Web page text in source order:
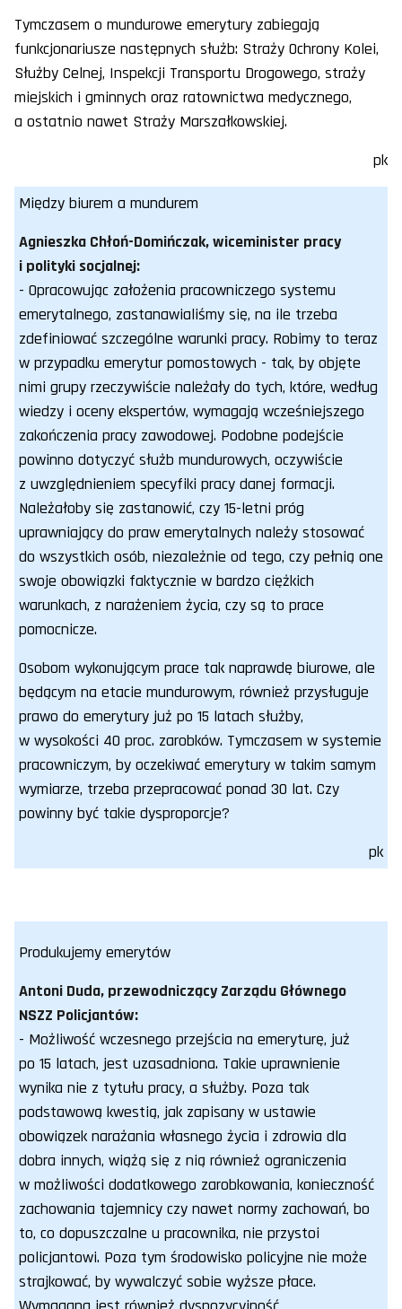
Tymczasem o mundurowe emerytury zabiegają
funkcjonariusze następnych służb: Straży Ochrony Kolei,
Służby Celnej, Inspekcji Transportu Drogowego, straży
miejskich i gminnych oraz ratownictwa medycznego,
a ostatnio nawet Straży Marszałkowskiej.
pk
Między biurem a mundurem
Agnieszka Chłoń-Domińczak, wiceminister pracy
i polityki socjalnej:
- Opracowując założenia pracowniczego systemu
emerytalnego, zastanawialiśmy się, na ile trzeba
zdefiniować szczególne warunki pracy. Robimy to teraz
w przypadku emerytur pomostowych - tak, by objęte
nimi grupy rzeczywiście należały do tych, które, według
wiedzy i oceny ekspertów, wymagają wcześniejszego
zakończenia pracy zawodowej. Podobne podejście
powinno dotyczyć służb mundurowych, oczywiście
z uwzględnieniem specyfiki pracy danej formacji.
Należałoby się zastanowić, czy 15-letni próg
uprawniający do praw emerytalnych należy stosować
do wszystkich osób, niezależnie od tego, czy pełnią one
swoje obowiązki faktycznie w bardzo ciężkich
warunkach, z narażeniem życia, czy są to prace
pomocnicze.
Osobom wykonującym prace tak naprawdę biurowe, ale
będącym na etacie mundurowym, również przysługuje
prawo do emerytury już po 15 latach służby,
w wysokości 40 proc. zarobków. Tymczasem w systemie
pracowniczym, by oczekiwać emerytury w takim samym
wymiarze, trzeba przepracować ponad 30 lat. Czy
powinny być takie dysproporcje?
pk
Produkujemy emerytów
Antoni Duda, przewodniczący Zarządu Głównego
NSZZ Policjantów:
- Możliwość wczesnego przejścia na emeryturę, już
po 15 latach, jest uzasadniona. Takie uprawnienie
wynika nie z tytułu pracy, a służby. Poza tak
podstawową kwestią, jak zapisany w ustawie
obowiązek narażania własnego życia i zdrowia dla
dobra innych, wiążą się z nią również ograniczenia
w możliwości dodatkowego zarobkowania, konieczność
zachowania tajemnicy czy nawet normy zachowań, bo
to, co dopuszczalne u pracownika, nie przystoi
policjantowi. Poza tym środowisko policyjne nie może
strajkować, by wywalczyć sobie wyższe płace.